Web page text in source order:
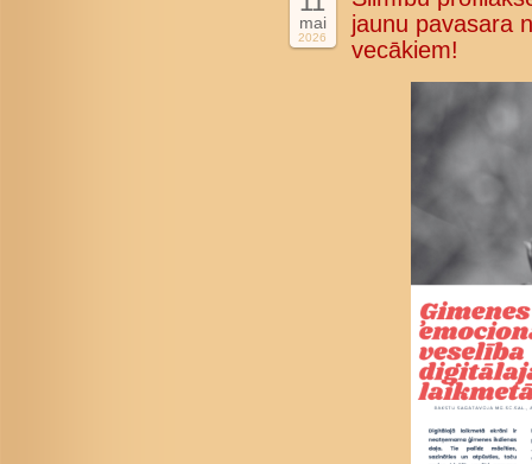
mai
2026
jaunu pavasara
vecākiem!